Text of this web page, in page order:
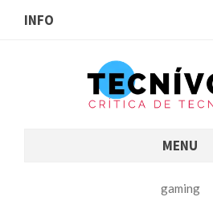
INFO
MENU
gaming